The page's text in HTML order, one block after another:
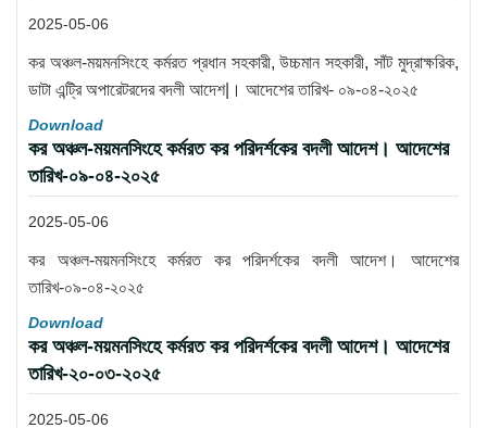
2025-05-06
কর অঞ্চল-ময়মনসিংহে কর্মরত প্রধান সহকারী, উচ্চমান সহকারী, সাঁট মুদ্রাক্ষরিক,
ডাটা এন্ট্রি অপারেটরদের বদলী আদেশ|। আদেশের তারিখ- ০৯-০৪-২০২৫
Download
কর অঞ্চল-ময়মনসিংহে কর্মরত কর পরিদর্শকের বদলী আদেশ। আদেশের
তারিখ-০৯-০৪-২০২৫
2025-05-06
কর অঞ্চল-ময়মনসিংহে কর্মরত কর পরিদর্শকের বদলী আদেশ। আদেশের
তারিখ-০৯-০৪-২০২৫
Download
কর অঞ্চল-ময়মনসিংহে কর্মরত কর পরিদর্শকের বদলী আদেশ। আদেশের
তারিখ-২০-০৩-২০২৫
2025-05-06